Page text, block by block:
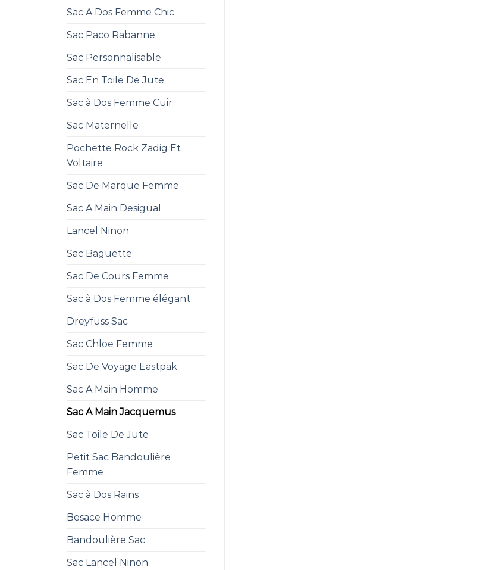
Sac A Dos Femme Chic
Sac Paco Rabanne
Sac Personnalisable
Sac En Toile De Jute
Sac à Dos Femme Cuir
Sac Maternelle
Pochette Rock Zadig Et
Voltaire
Sac De Marque Femme
Sac A Main Desigual
Lancel Ninon
Sac Baguette
Sac De Cours Femme
Sac à Dos Femme élégant
Dreyfuss Sac
Sac Chloe Femme
Sac De Voyage Eastpak
Sac A Main Homme
Sac A Main Jacquemus
Sac Toile De Jute
Petit Sac Bandoulière
Femme
Sac à Dos Rains
Besace Homme
Bandoulière Sac
Sac Lancel Ninon